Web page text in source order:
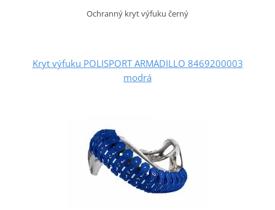
Ochranný kryt výfuku černý
Kryt výfuku POLISPORT ARMADILLO 8469200003
modrá